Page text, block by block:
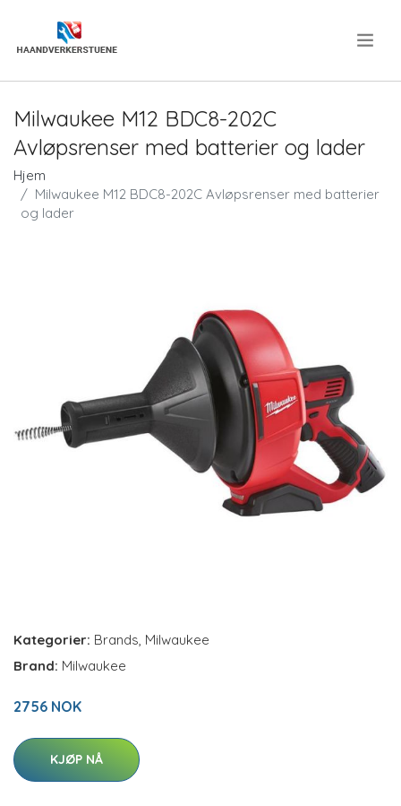
Milwaukee M12 BDC8-202C
Avløpsrenser med batterier og lader
Hjem
Milwaukee M12 BDC8-202C Avløpsrenser med batterier
og lader
Kategorier: Brands, Milwaukee
Brand: Milwaukee
2756 NOK
KJØP NÅ